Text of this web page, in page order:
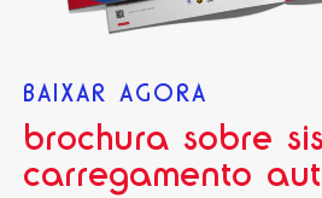
BAIXAR AGORA
brochura sobre
carregamento